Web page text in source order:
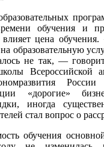
обучения и
влияет цена
образовательную
не так, —
Всероссийской
«дорогие»
иногда
стал вопрос о
обучения